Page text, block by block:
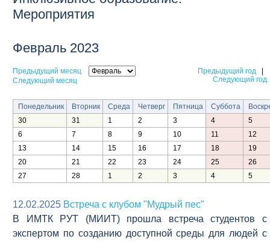
Мероприятия
Февраль 2023
Предыдущий месяц
Следующий месяц
Предыдущий год
Следующий год
Понедельник Вторник Среда Четверг Пятница Суббота
30
31 1 2 3 4
5
6
7 8 9 10 11
12
13
14 15 16 17 18
19
20
21 22 23 24 25
26
27
28 1 2 3 4 5
12.02.2025 Встреча с клубом "Мудрый пес"
В ИМТК РУТ (МИИТ) прошла встреча студентов с
экспертом по созданию доступной среды для людей с